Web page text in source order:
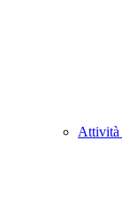
Attività